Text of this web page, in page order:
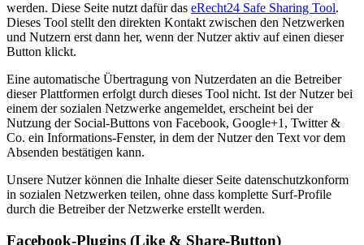
werden. Diese Seite nutzt dafür das eRecht24 Safe Sharing Tool.
Dieses Tool stellt den direkten Kontakt zwischen den Netzwerken
und Nutzern erst dann her, wenn der Nutzer aktiv auf einen dieser
Button klickt.
Eine automatische Übertragung von Nutzerdaten an die Betreiber
dieser Plattformen erfolgt durch dieses Tool nicht. Ist der Nutzer bei
einem der sozialen Netzwerke angemeldet, erscheint bei der
Nutzung der Social-Buttons von Facebook, Google+1, Twitter &
Co. ein Informations-Fenster, in dem der Nutzer den Text vor dem
Absenden bestätigen kann.
Unsere Nutzer können die Inhalte dieser Seite datenschutzkonform
in sozialen Netzwerken teilen, ohne dass komplette Surf-Profile
durch die Betreiber der Netzwerke erstellt werden.
Facebook-Plugins (Like & Share-Button)